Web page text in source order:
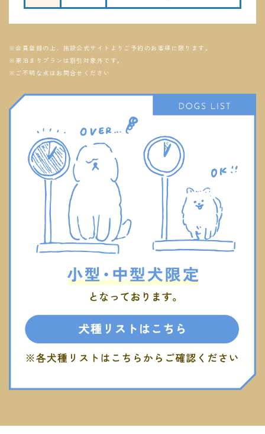
※会員登録の上、施設公式サイトよりご予約のお客様に限ります。
※素泊まりプランは割引対象外です。
※ご不明な点はお問合せください